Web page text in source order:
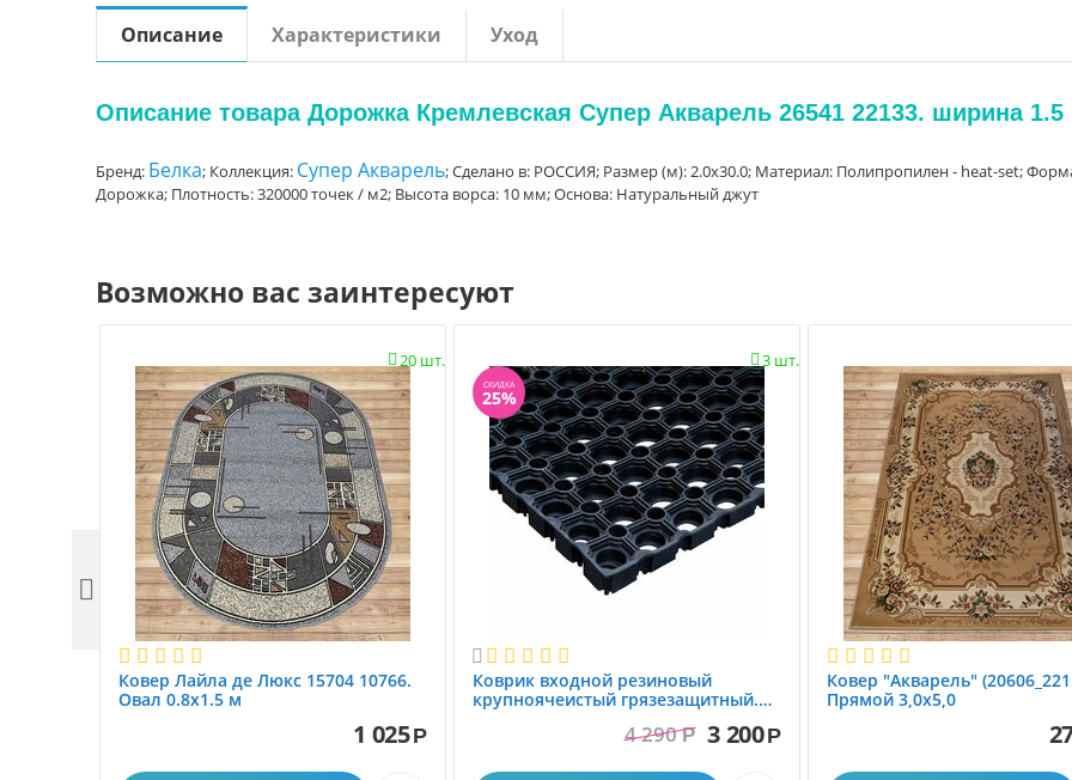
Описание Характеристики Уход
Описание товара Дорожка Кремлевская Супер Акварель 26541 22133. ширина 1.5
Бренд: Белка; Коллекция: Супер Акварель; Сделано в: РОССИЯ; Размер (м): 2.0x30.0; Материал: Полипропилен - heat-set;
Дорожка; Плотность: 320000 точек / м2; Высота ворса: 10 мм; Основа: Натуральный джут
Возможно вас заинтересуют
20 шт.

Ковер Лайла де Люкс 15704 10766.
Овал 0.8x1.5 м
1 025Р
3 шт.

СКИДКА
25%

Коврик вxодной резиновый
крупноячеистый грязезащитный.
4 290 Р 3 200Р
Ковер "Акварель"
Прямой 3,0х5,0
